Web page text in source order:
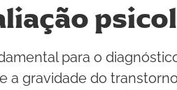
para o
a gravidade do